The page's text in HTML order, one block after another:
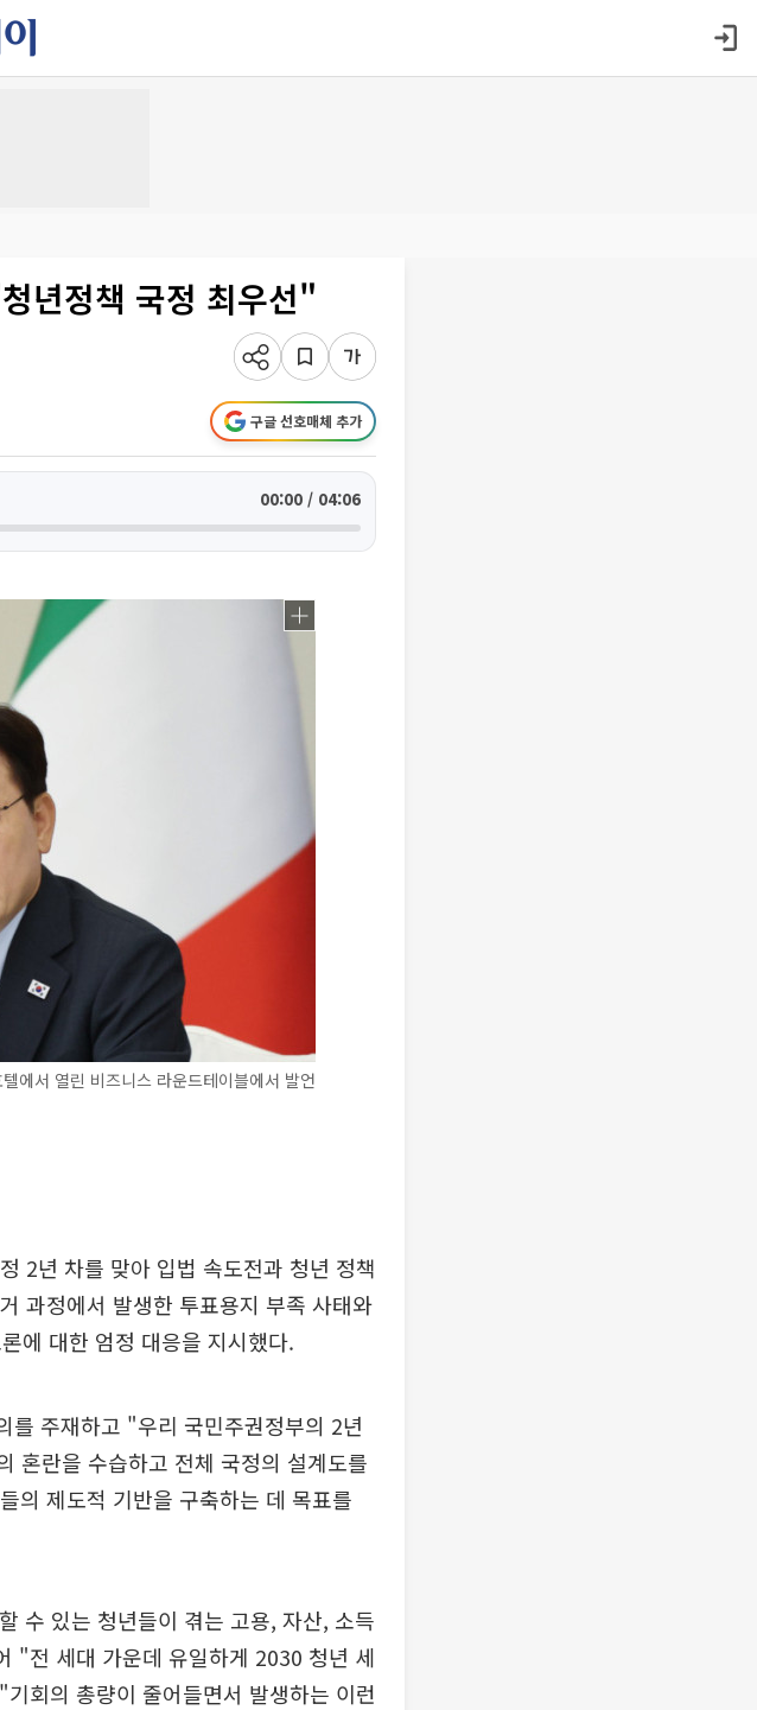
년정책 국정 최우선"
구글 선호매체 추가
00:00 / 04:06
에서 열린 비즈니스 라운드테이블에서 발언
2년 차를 맞아 입법 속도전과 청년 정책
과정에서 발생한 투표용지 부족 사태와
에 대한 엄정 대응을 지시했다.
를 주재하고 "우리 국민주권정부의 2년
혼란을 수습하고 전체 국정의 설계도를
의 제도적 기반을 구축하는 데 목표를
수 있는 청년들이 겪는 고용, 자산, 소득
"전 세대 가운데 유일하게 2030 청년 세
회의 총량이 줄어들면서 발생하는 이런